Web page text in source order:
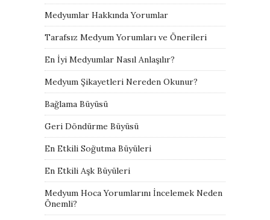
Medyumlar Hakkında Yorumlar
Tarafsız Medyum Yorumları ve Önerileri
En İyi Medyumlar Nasıl Anlaşılır?
Medyum Şikayetleri Nereden Okunur?
Bağlama Büyüsü
Geri Döndürme Büyüsü
En Etkili Soğutma Büyüleri
En Etkili Aşk Büyüleri
Medyum Hoca Yorumlarını İncelemek Neden
Önemli?